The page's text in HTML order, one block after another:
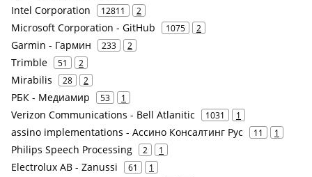
Intel Corporation 12811 2
Microsoft Corporation - GitHub 1075 2
Garmin - Гармин 233 2
Trimble 51 2
Mirabilis 28 2
РБК - Медиамир 53 1
Verizon Communications - Bell Atlanitic 1031 1
assino implementations - Ассино Консалтинг Рус 11 1
Philips Speech Processing 2 1
Electrolux AB - Zanussi 61 1